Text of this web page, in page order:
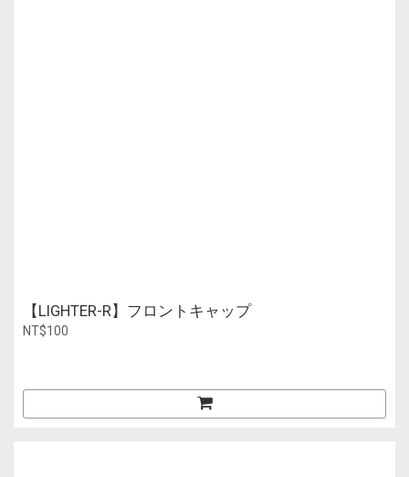
【LIGHTER-R】フロントキャップ
NT$100